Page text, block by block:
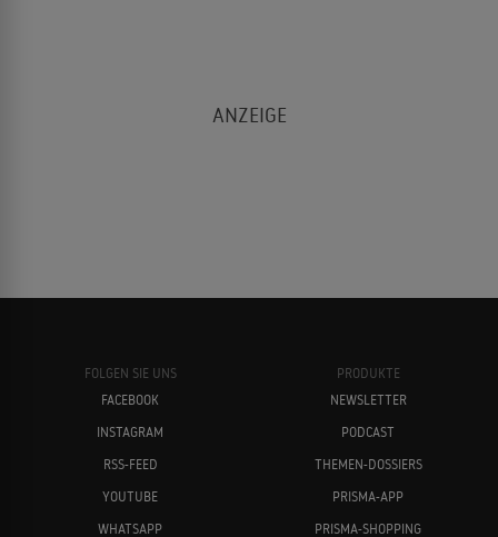
FOLGEN SIE UNS
FACEBOOK
INSTAGRAM
RSS-FEED
YOUTUBE
WHATSAPP
PRODUKTE
NEWSLETTER
PODCAST
THEMEN-DOSSIERS
PRISMA-APP
PRISMA-SHOPPING